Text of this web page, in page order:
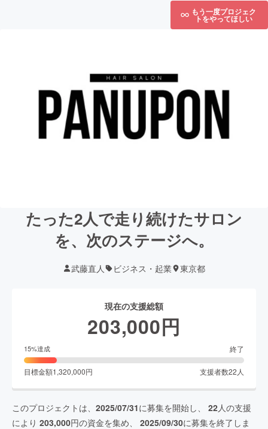
もう一度プロジェク
トをやってほしい
たった2人で走り続けたサロン
を、次のステージへ。
武藤直人 ビジネス・起業 東京都
現在の支援総額
203,000円
15%達成 終了
目標金額1,320,000円 支援者数22 人
このプロジェクトは、 2025/07/31に募集を開始し、 22人の支援
により 203,000円の資金を集め、 2025/09/30に募集を終了しま